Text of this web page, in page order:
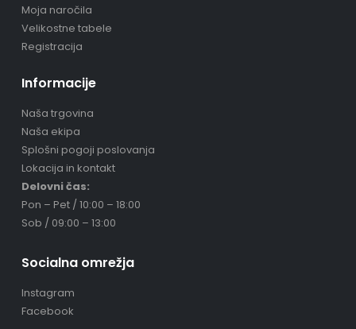
Moja naročila
Velikostne tabele
Registracija
Informacije
Naša trgovina
Naša ekipa
Splošni pogoji poslovanja
Lokacija in kontakt
Delovni čas:
Pon – Pet / 10:00 – 18:00
Sob / 09:00 – 13:00
Socialna omrežja
Instagram
Facebook